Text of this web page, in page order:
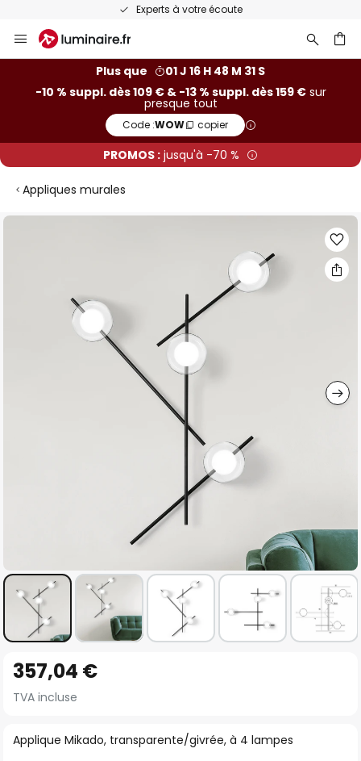
Experts à votre écoute
Allez
au
Plus que
01 J 16 H 48 M 30 S
-10 % suppl. dès 109 € & -13 % suppl. dès 159 €sur
presque tout
Code :WOW copier
PROMOS : jusqu'à -70 %
Appliques murales
Skip
to
the
ofApplique Mikado, transparente/givrée, à 4 lampes
357,04 €
TVA incluse